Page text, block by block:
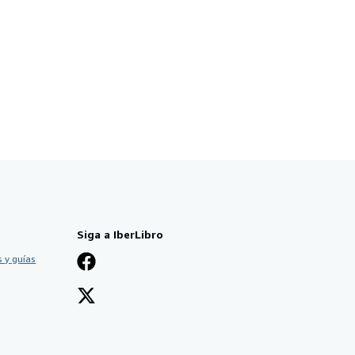
y guías
Siga a IberLibro